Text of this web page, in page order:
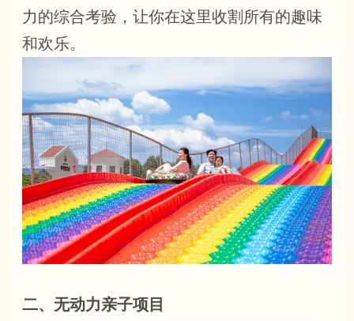
力的综合考验，让你在这里收割所有的趣味
和欢乐。
二、无动力亲子项目